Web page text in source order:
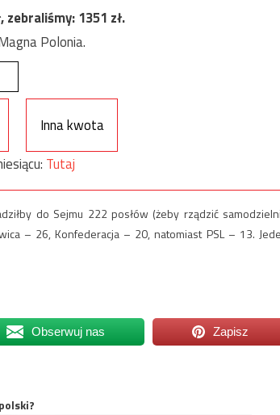
zebraliśmy:1351 zł.
Polonia.
Inna kwota
Tutaj
do Sejmu 222 posłów (żeby rządzić
– 26, Konfederacja – 20, natomiast PSL – 13.
Obserwuj nas Zapisz